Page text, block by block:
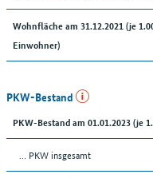
Wohnfläche am 31.12.2021 (je
Einwohner)
PKW-Bestand
PKW-Bestand am 01.01.2023 (je
… PKW insgesamt